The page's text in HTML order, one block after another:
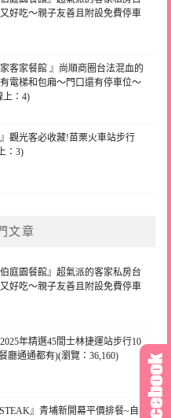
好吃～親子友善且附設免費停車
客家餐館 』尚順商圈台法混血的
電梯和包廂～門口還有停車位～
上：4)
觀光客必收藏!苗栗火車站步行
：3)
文章
庭園餐館』超氣派的客家私房台
好吃～親子友善且附設免費停車
年精選45間士林捷運站步行10
廳通通都有)(瀏覽：36,160)
』青埔新開幕平價排餐~自